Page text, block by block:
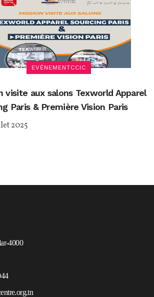
EVÉNEMENTCCIC
visite aux salons Texworld Apparel
Paris & Première Vision Paris
2025
4000